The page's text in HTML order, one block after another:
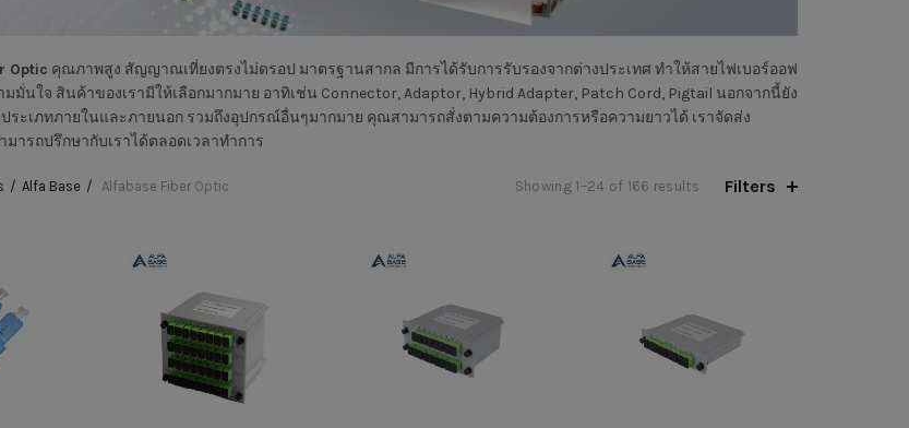
Optic คุณภาพสูง สัญญาณเที่ยงตรงไม่ดรอป มาตรฐานสากล มีการได้รับการรับรองจากต่างประเทศ ทำให้สายไฟเบอร์ออฟ
มมั่นใจ สินค้าของเรามีให้เลือกมากมาย อาทิเช่น Connector, Adaptor, Hybrid Adapter, Patch Cord, Pigtail นอกจากนี้ยัง
ระเภทภายในและภายนอก รวมถึงอุปกรณ์อื่นๆมากมาย คุณสามารถสั่งตามความต้องการหรือความยาวได้ เราจัดส่ง
มารถปรึกษากับเราได้ตลอดเวลาทำการ
Alfa Base Alfabase Fiber Optic Showing 1–24 of 166 results SortedFilters